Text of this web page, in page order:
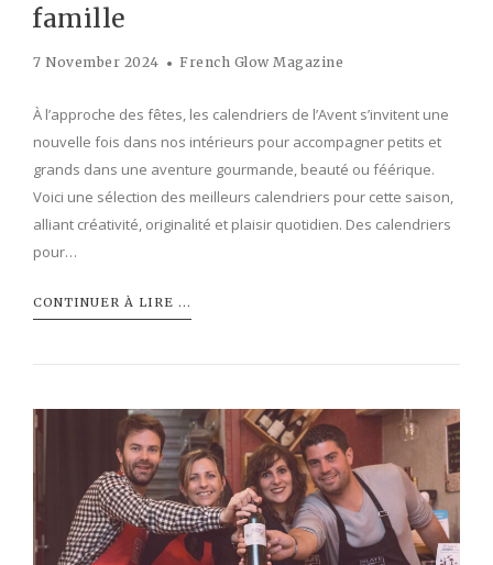
famille
7 November 2024 French Glow Magazine
À l’approche des fêtes, les calendriers de l’Avent s’invitent une
nouvelle fois dans nos intérieurs pour accompagner petits et
grands dans une aventure gourmande, beauté ou féérique.
Voici une sélection des meilleurs calendriers pour cette saison,
alliant créativité, originalité et plaisir quotidien. Des calendriers
pour…
CONTINUER À LIRE ...